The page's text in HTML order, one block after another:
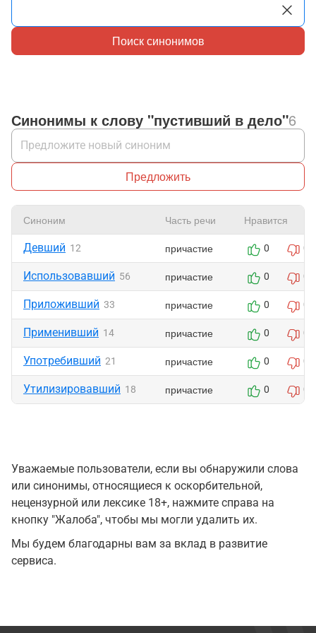
Поиск синонимов
Синонимы к слову "пустивший в дело"6
Предложить
Синоним Часть речи Нравится
Девший 12 причастие 0 0
Использовавший 56 причастие 0 0
Приложивший 33 причастие 0 0
Применивший 14 причастие 0 0
Употребивший 21 причастие 0 0
Утилизировавший 18 причастие 0 0
Уважаемые пользователи, если вы обнаружили слова
или синонимы, относящиеся к оскорбительной,
нецензурной или лексике 18+, нажмите справа на
кнопку "Жалоба", чтобы мы могли удалить их.
Мы будем благодарны вам за вклад в развитие
сервиса.